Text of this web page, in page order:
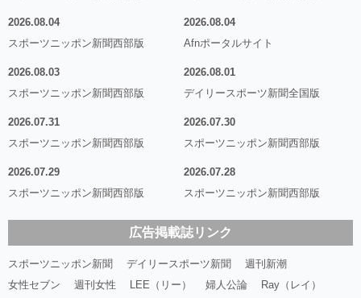
2026.08.04
スポーツニッポン新聞西部版
2026.08.04
Afnポータルサイト
2026.08.03
スポーツニッポン新聞西部版
2026.08.01
デイリースポーツ新聞全国版
2026.07.31
スポーツニッポン新聞西部版
2026.07.30
スポーツニッポン新聞西部版
2026.07.29
スポーツニッポン新聞西部版
2026.07.28
スポーツニッポン新聞西部版
広告掲載誌リンク
スポーツニッポン新聞 デイリースポーツ新聞
週刊新潮
女性セブン
週刊女性 LEE（リー） 婦人公論
Ray（レイ）